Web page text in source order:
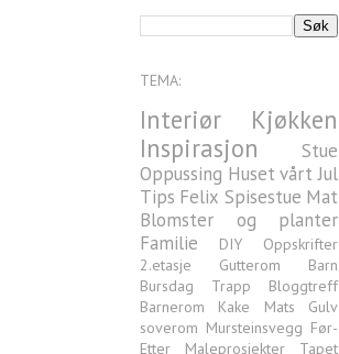
TEMA:
Interiør
Kjøkken
Inspirasjon
Stue
Oppussing Huset vårt Jul
Tips Felix Spisestue Mat
Blomster og planter
Familie
DIY
Oppskrifter
2.etasje
Gutterom
Barn
Bursdag
Trapp
Bloggtreff
Barnerom
Kake Mats
Gulv
soverom Mursteinsvegg Før-
Etter
Maleprosjekter Tapet